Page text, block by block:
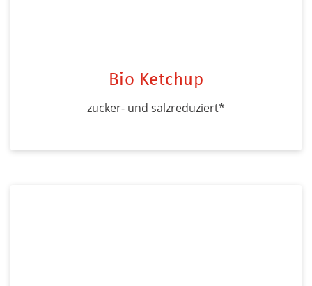
Bio Ketchup
zucker- und salzreduziert*